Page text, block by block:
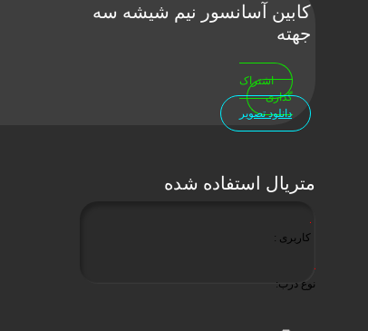
کابین آسانسور نیم شیشه سه
جهته
اشتراک
گذاری
دانلود تصویر
متریال استفاده شده
کاربری :
نوع درب: